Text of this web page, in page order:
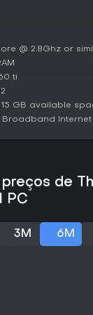
ele mira
como
curte
recursos e
-
simulações de
@ 2.8Ghz or
ti
15 GB available
Broadband
de
PC
3M 6M